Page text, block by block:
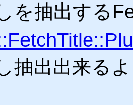
を抽出する
抽出出来る